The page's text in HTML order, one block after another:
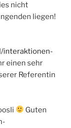
nicht
liegen!
interaktionen-
einen sehr
Referentin
Guten